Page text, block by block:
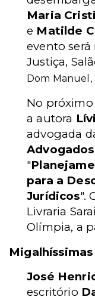
Maria
e Matilde
evento será
Justiça,
Dom Manuel,
No próximo
a autora
advogada
Advogados
"
para a
Jurídicos".
Livraria
Olímpia, a
Migalhíssimas
José
escritório